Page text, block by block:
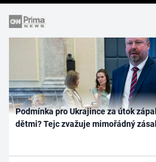
Podmínka pro Ukrajince za útok
dětmi? Tejc zvažuje mimořádný